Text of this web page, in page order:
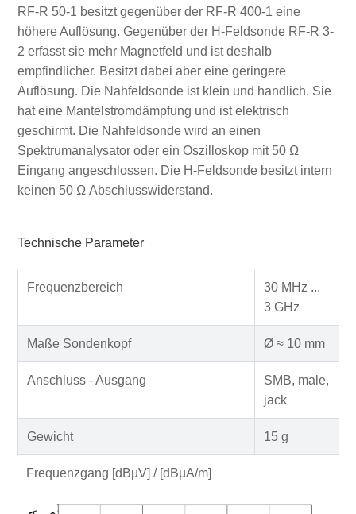
RF-R 50-1 besitzt gegenüber der RF-R 400-1 eine
höhere Auflösung. Gegenüber der H-Feldsonde RF-R 3-
2 erfasst sie mehr Magnetfeld und ist deshalb
empfindlicher. Besitzt dabei aber eine geringere
Auflösung. Die Nahfeldsonde ist klein und handlich. Sie
hat eine Mantelstromdämpfung und ist elektrisch
geschirmt. Die Nahfeldsonde wird an einen
Spektrumanalysator oder ein Oszilloskop mit 50 Ω
Eingang angeschlossen. Die H-Feldsonde besitzt intern
keinen 50 Ω Abschlusswiderstand.
Technische Parameter
Frequenzbereich
30 MHz ...
3 GHz
Maße Sondenkopf Ø ≈ 10 mm
Anschluss - Ausgang
SMB, male,
jack
Gewicht 15 g
Frequenzgang [dBµV] / [dBµA/m]